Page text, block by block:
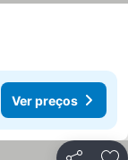
Ver preços